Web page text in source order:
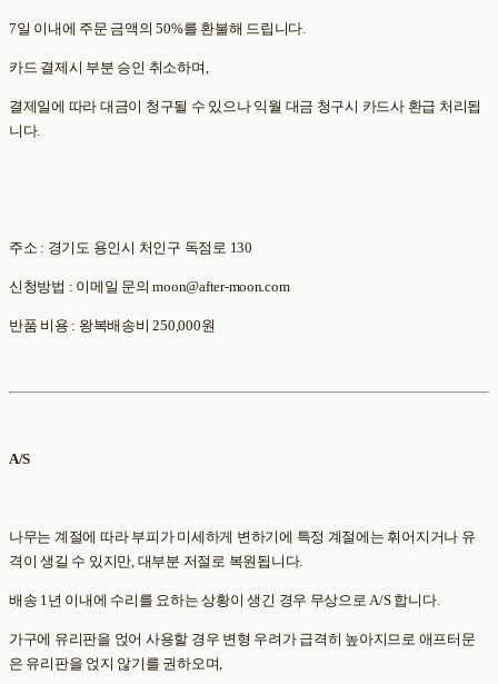
7일 이내에 주문 금액의 50%를 환불해 드립니다.
카드 결제시 부분 승인 취소하며,
결제일에 따라 대금이 청구될 수 있으나 익월 대금 청구시 카드사 환급 처리됩
니다.
주소 : 경기도 용인시 처인구 독점로 130
신청방법 : 이메일 문의 moon@after-moon.com
반품 비용 : 왕복배송비 250,000원
A/S
나무는 계절에 따라 부피가 미세하게 변하기에 특정 계절에는 휘어지거나 유
격이 생길 수 있지만, 대부분 저절로 복원됩니다.
배송 1년 이내에 수리를 요하는 상황이 생긴 경우 무상으로 A/S 합니다.
가구에 유리판을 얹어 사용할 경우 변형 우려가 급격히 높아지므로 애프터문
은 유리판을 얹지 않기를 권하오며,